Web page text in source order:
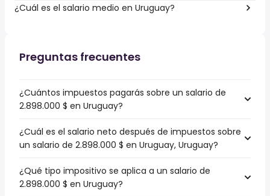
¿Cuál es el salario medio en Uruguay?
Preguntas frecuentes
¿Cuántos impuestos pagarás sobre un salario de
2.898.000 $ en Uruguay?
¿Cuál es el salario neto después de impuestos sobre
un salario de 2.898.000 $ en Uruguay, Uruguay?
¿Qué tipo impositivo se aplica a un salario de
2.898.000 $ en Uruguay?